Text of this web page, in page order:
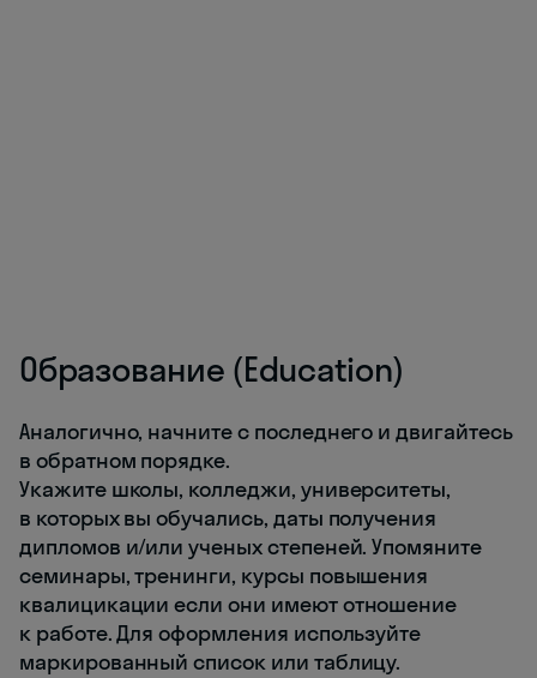
Образование (Education)
Аналогично, начните с последнего и двигайтесь
в обратном порядке.
Укажите школы, колледжи, университеты,
в которых вы обучались, даты получения
дипломов и/или ученых степеней. Упомяните
семинары, тренинги, курсы повышения
квалицикации если они имеют отношение
к работе. Для оформления используйте
маркированный список или таблицу.